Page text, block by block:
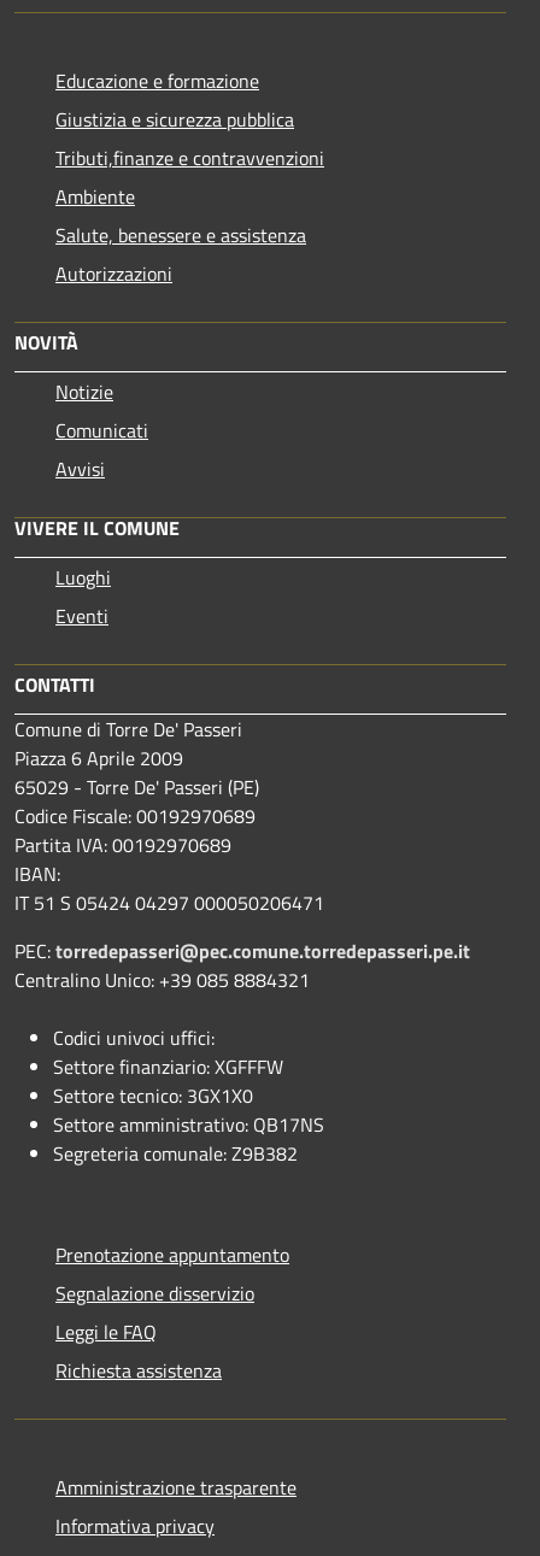
Educazione e formazione
Giustizia e sicurezza pubblica
Tributi,finanze e contravvenzioni
Ambiente
Salute, benessere e assistenza
Autorizzazioni
NOVITÀ
Notizie
Comunicati
Avvisi
VIVERE IL COMUNE
Luoghi
Eventi
CONTATTI
Comune di Torre De' Passeri
Piazza 6 Aprile 2009
65029 - Torre De' Passeri (PE)
Codice Fiscale: 00192970689
Partita IVA: 00192970689
IBAN:
IT 51 S 05424 04297 000050206471
PEC:torredepasseri@pec.comune.torredepasseri.pe.it
Centralino Unico: +39 085 8884321
Codici univoci uffici:
Settore finanziario: XGFFFW
Settore tecnico: 3GX1X0
Settore amministrativo: QB17NS
Segreteria comunale: Z9B382
Prenotazione appuntamento
Segnalazione disservizio
Leggi le FAQ
Richiesta assistenza
Amministrazione trasparente
Informativa privacy